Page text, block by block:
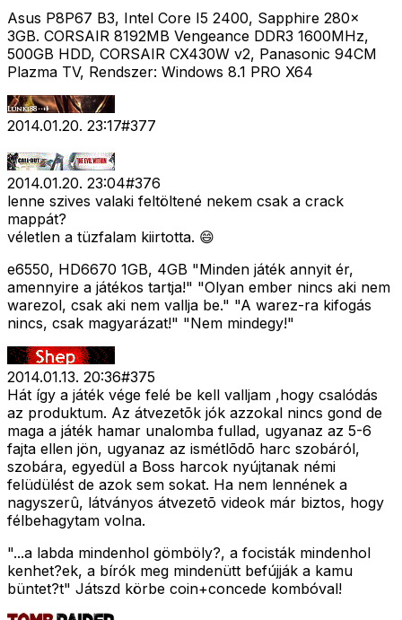
Asus P8P67 B3, Intel Core I5 2400, Sapphire 280x
3GB. CORSAIR 8192MB Vengeance DDR3 1600MHz,
500GB HDD, CORSAIR CX430W v2, Panasonic 94CM
Plazma TV, Rendszer: Windows 8.1 PRO X64
2014.01.20. 23:17#377
2014.01.20. 23:04#376
lenne szives valaki feltöltené nekem csak a crack
mappát?
véletlen a tüzfalam kiirtotta. 😄
e6550, HD6670 1GB, 4GB "Minden játék annyit ér,
amennyire a játékos tartja!" "Olyan ember nincs aki nem
warezol, csak aki nem vallja be." "A warez-ra kifogás
nincs, csak magyarázat!" "Nem mindegy!"
2014.01.13. 20:36#375
Hát így a játék vége felé be kell valljam ,hogy csalódás
az produktum. Az átvezetõk jók azzokal nincs gond de
maga a játék hamar unalomba fullad, ugyanaz az 5-6
fajta ellen jön, ugyanaz az ismétlõdõ harc szobáról,
szobára, egyedül a Boss harcok nyújtanak némi
felüdülést de azok sem sokat. Ha nem lennének a
nagyszerû, látványos átvezetõ videok már biztos, hogy
félbehagytam volna.
"...a labda mindenhol gömböly?, a focisták mindenhol
kenhet?ek, a bírók meg mindenütt befújják a kamu
büntet?t" Játszd körbe coin+concede kombóval!